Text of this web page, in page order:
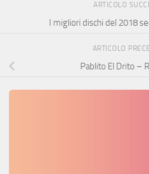
ARTICOLO
I migliori dischi del 2018
ARTICOLO
Pablito El Drito –